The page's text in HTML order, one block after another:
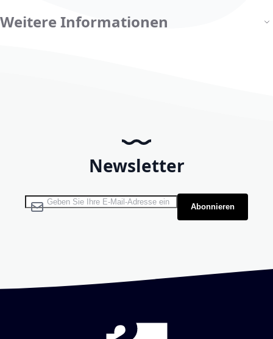
Weitere Informationen
Newsletter
Melden Sie sich für unseren Newsletter an:
Abonnieren